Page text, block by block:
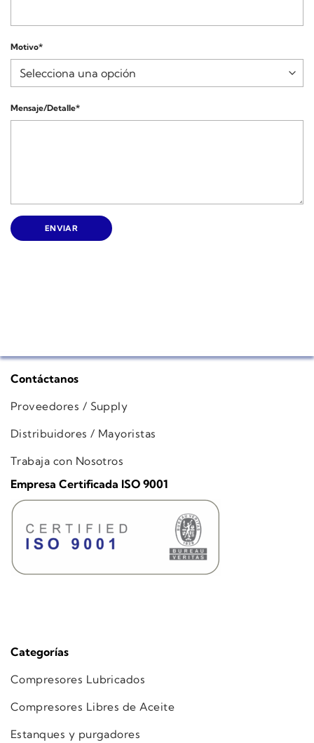
Motivo*
Mensaje/Detalle*
Categorías
Compresores Lubricados
Compresores Libres de Aceite
Estanques y purgadores
Contáctanos
Proveedores / Supply
Distribuidores / Mayoristas
Trabaja con Nosotros
Empresa Certificada ISO 9001